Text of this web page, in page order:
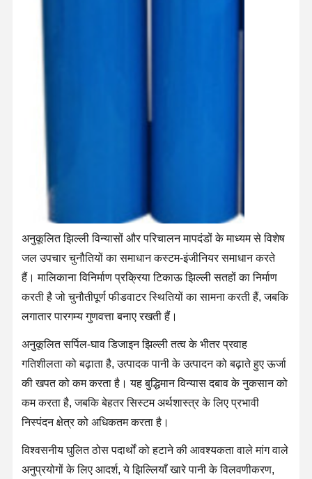
उत्पादों वीडियो हमारे बारे में
कारखाने का दौरा गुणवत्ता नियंत्रण
अनुरोध करें
अनुकूलित झिल्ली विन्यासों और परिचालन मापदंडों के माध्यम से विशेष
जल उपचार चुनौतियों का समाधान कस्टम-इंजीनियर समाधान करते
हैं। मालिकाना विनिर्माण प्रक्रिया टिकाऊ झिल्ली सतहों का निर्माण
करती है जो चुनौतीपूर्ण फीडवाटर स्थितियों का सामना करती हैं, जबकि
लगातार पारगम्य गुणवत्ता बनाए रखती हैं।
अनुकूलित सर्पिल-घाव डिजाइन झिल्ली तत्व के भीतर प्रवाह
गतिशीलता को बढ़ाता है, उत्पादक पानी के उत्पादन को बढ़ाते हुए ऊर्जा
की खपत को कम करता है। यह बुद्धिमान विन्यास दबाव के नुकसान को
कम करता है, जबकि बेहतर सिस्टम अर्थशास्त्र के लिए प्रभावी
निस्पंदन क्षेत्र को अधिकतम करता है।
विश्वसनीय घुलित ठोस पदार्थों को हटाने की आवश्यकता वाले मांग वाले
अनुप्रयोगों के लिए आदर्श, ये झिल्लियाँ खारे पानी के विलवणीकरण,